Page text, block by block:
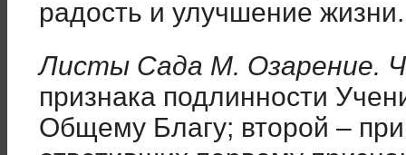
радость и улучшение жизни.
Листы Сада М. Озарение.
признака подлинности
Общему Благу; второй –